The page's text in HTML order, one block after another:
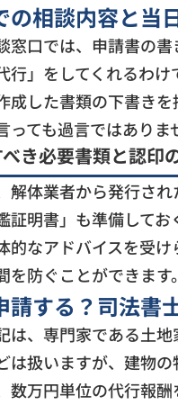
の相談内容と当
窓口では、申請書の
行」をしてくれるわ
成した書類の下書き
っても過言ではありま
き必要書類と認印
解体業者から発行さ
証明書」も準備して
的なアドバイスを受
を防ぐことができます。
請する？司法書
は、専門家である土
は扱いますが、建物
数万円単位の代行報